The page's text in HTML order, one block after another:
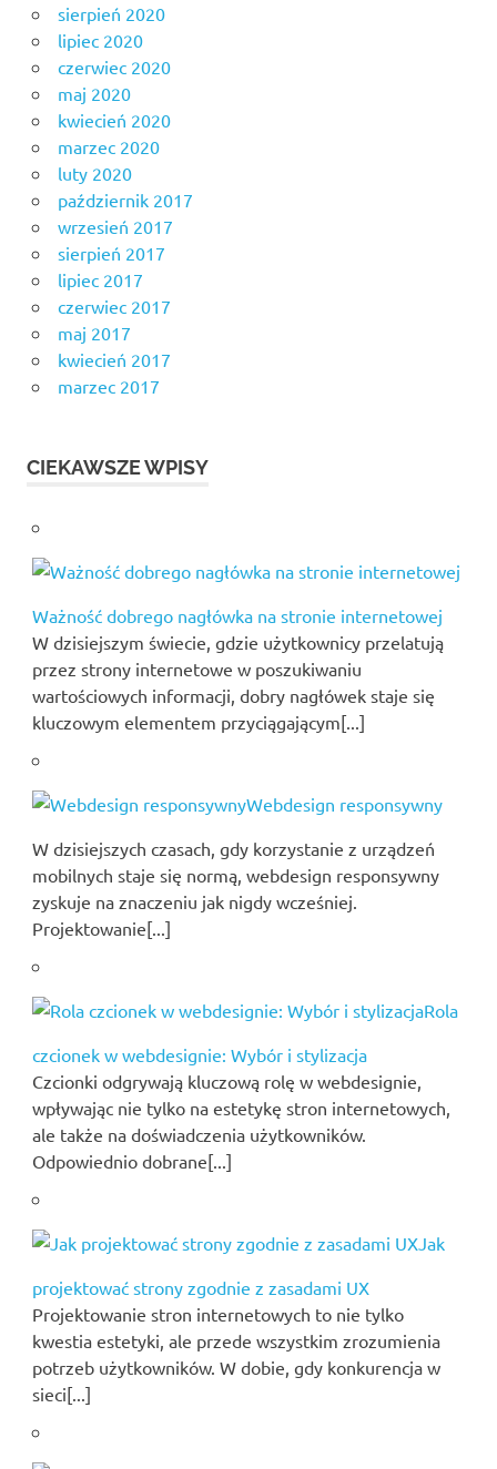
sierpień 2020
lipiec 2020
czerwiec 2020
maj 2020
kwiecień 2020
marzec 2020
luty 2020
październik 2017
wrzesień 2017
sierpień 2017
lipiec 2017
czerwiec 2017
maj 2017
kwiecień 2017
marzec 2017
CIEKAWSZE WPISY
Ważność dobrego nagłówka na stronie internetowej
W dzisiejszym świecie, gdzie użytkownicy przelatują
przez strony internetowe w poszukiwaniu
wartościowych informacji, dobry nagłówek staje się
kluczowym elementem przyciągającym[...]
Webdesign responsywny
W dzisiejszych czasach, gdy korzystanie z urządzeń
mobilnych staje się normą, webdesign responsywny
zyskuje na znaczeniu jak nigdy wcześniej.
Projektowanie[...]
Rola
czcionek w webdesignie: Wybór i stylizacja
Czcionki odgrywają kluczową rolę w webdesignie,
wpływając nie tylko na estetykę stron internetowych,
ale także na doświadczenia użytkowników.
Odpowiednio dobrane[...]
Jak
projektować strony zgodnie z zasadami UX
Projektowanie stron internetowych to nie tylko
kwestia estetyki, ale przede wszystkim zrozumienia
potrzeb użytkowników. W dobie, gdy konkurencja w
sieci[...]